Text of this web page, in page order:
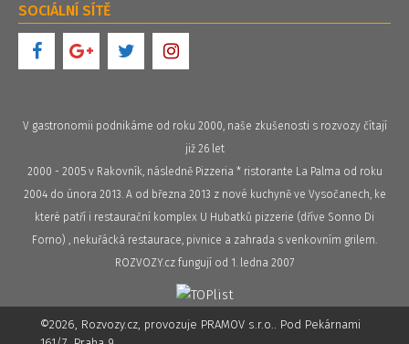
SOCIÁLNÍ SÍTĚ
V gastronomii podnikáme od roku 2000, naše zkušenosti s rozvozy čítají
již 26 let
2000 - 2005 v Rakovník, následně Pizzeria * ristorante La Palma od roku
2004 do února 2013. A od března 2013 z nové kuchyně ve Vysočanech, ke
které patří i restaurační komplex U Hubatků pizzerie (dříve Sonno Di
Forno) , nekuřácká restaurace, pivnice a zahrada s venkovním grilem.
ROZVOZY.cz fungují od 1. ledna 2007
©2026, Rozvozy.cz, provozuje PRAMOV s.r.o.. Pod Pekárnami